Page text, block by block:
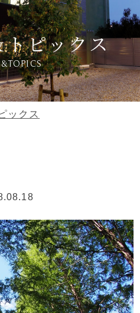
トピックス
ックス